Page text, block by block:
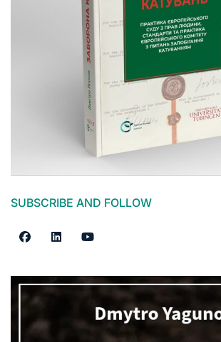
SUBSCRIBE AND FOLLOW